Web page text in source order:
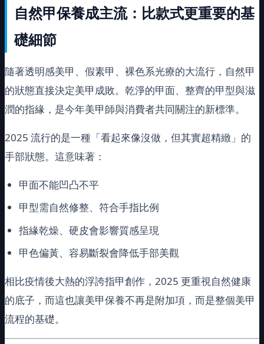
自然甲保養成主流：比款式更重要的基
礎細節
隨著透明感美甲、假素甲、裸色系光療的大流行，自然甲
的狀態直接決定美甲成敗。乾淨的甲面、整齊的甲型與滋
潤的指緣，是今年美甲師與消費者共同關注的新標準。
2025 流行的是一種「看起來像沒做，但其實超精緻」的
手部狀態。這意味著：
甲面不能凹凸不平
甲型需自然修整、符合手指比例
指緣乾燥、硬皮會影響質感呈現
甲色偏黃、容易斷裂會降低手部美觀
相比疫情後大熱的浮誇指甲創作，2025 更重視自然健康
的底子，而這也讓美甲保養不再是附加項，而是整個美甲
流程的基礎。